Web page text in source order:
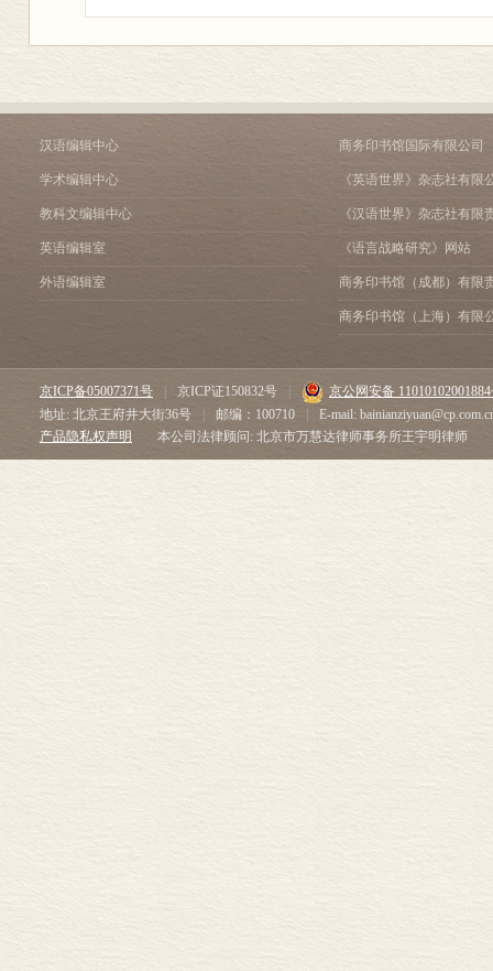
汉语编辑中心
学术编辑中心
教科文编辑中心
英语编辑室
外语编辑室
商务印书馆国际有限公司
《英语世界》杂志社有限
《汉语世界》杂志社有限
《语言战略研究》网站
商务印书馆（成都）有限
商务印书馆（上海）有限
京ICP备05007371号 京ICP证150832号
京公网安备
地址: 北京王府井大街36号
邮编：100710
E-mail:
产品隐私权声明
本公司法律顾问: 北京市万慧达律师事务所王宇明律师